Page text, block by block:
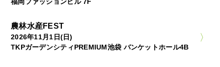
農林水産FEST
2026年11月1日(日)
TKPガーデンシティPREMIUM池袋 バンケットホール4B